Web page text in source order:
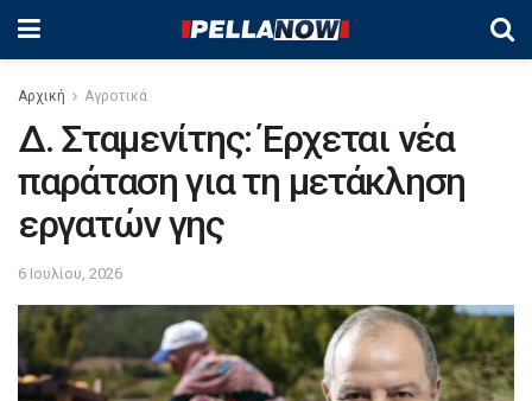
Αρχική Αγροτικά
Δ. Σταμενίτης: Έρχεται νέα
παράταση για τη μετάκληση
εργατών γης
6 Ιουλίου, 2026